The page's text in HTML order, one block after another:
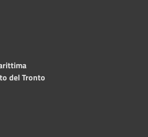
del Tronto